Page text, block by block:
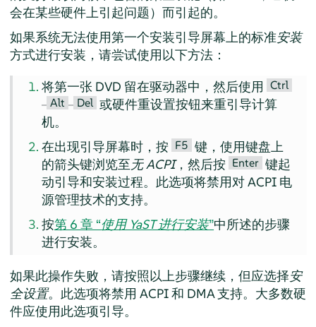
会在某些硬件上引起问题）而引起的。
如果系统无法使用第一个安装引导屏幕上的标准安装
方式进行安装，请尝试使用以下方法：
将第一张 DVD 留在驱动器中，然后使用 Ctrl
– Alt – Del 或硬件重设置按钮来重引导计算
机。
在出现引导屏幕时，按 F5 键，使用键盘上
的箭头键浏览至无 ACPI，然后按 Enter 键起
动引导和安装过程。此选项将禁用对 ACPI 电
源管理技术的支持。
按第 6 章 “使用 YaST 进行安装”中所述的步骤
进行安装。
如果此操作失败，请按照以上步骤继续，但应选择安
全设置。此选项将禁用 ACPI 和 DMA 支持。大多数硬
件应使用此选项引导。